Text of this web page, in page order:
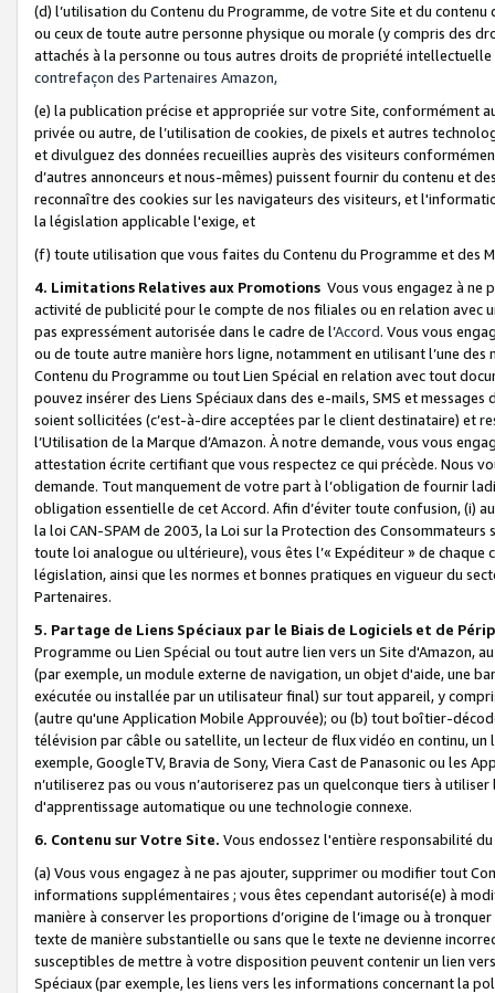
(d) l’utilisation du Contenu du Programme, de votre Site et du
ou ceux de toute autre personne physique ou morale (y compris des
attachés à la personne ou tous autres droits de propriété
contrefaçon des Partenaires Amazon,
(e) la publication précise et appropriée sur votre Site, conformément
privée ou autre, de l’utilisation de cookies, de pixels et autres
et divulguez des données recueillies auprès des visiteurs
d’autres annonceurs et nous-mêmes) puissent fournir du contenu et
reconnaître des cookies sur les navigateurs des visiteurs, et
la législation applicable l'exige, et
(f) toute utilisation que vous faites du Contenu du Programme et des
4. Limitations Relatives aux Promotions Vous vous engagez à ne
activité de publicité pour le compte de nos filiales ou en relation avec
pas expressément autorisée dans le cadre de l’Accord. Vous vous
ou de toute autre manière hors ligne, notamment en utilisant l’une
Contenu du Programme ou tout Lien Spécial en relation avec tout
pouvez insérer des Liens Spéciaux dans des e-mails, SMS et
soient sollicitées (c’est-à-dire acceptées par le client destinataire) et
l’Utilisation de la Marque d’Amazon. À notre demande, vous vous
attestation écrite certifiant que vous respectez ce qui précède. Nous
demande. Tout manquement de votre part à l’obligation de fournir
obligation essentielle de cet Accord. Afin d’éviter toute confusion, (i)
la loi CAN-SPAM de 2003, la Loi sur la Protection des
toute loi analogue ou ultérieure), vous êtes l’« Expéditeur » de
législation, ainsi que les normes et bonnes pratiques en vigueur du
Partenaires.
5. Partage de Liens Spéciaux par le Biais de Logiciels et de
Programme ou Lien Spécial ou tout autre lien vers un Site d'Amazon,
(par exemple, un module externe de navigation, un objet d'aide, une
exécutée ou installée par un utilisateur final) sur tout appareil, y
(autre qu'une Application Mobile Approuvée); ou (b) tout boîtier-
télévision par câble ou satellite, un lecteur de flux vidéo en continu,
exemple, GoogleTV, Bravia de Sony, Viera Cast de Panasonic ou les
n’utiliserez pas ou vous n’autoriserez pas un quelconque tiers à
d'apprentissage automatique ou une technologie connexe.
6. Contenu sur Votre Site. Vous endossez l'entière responsabilité
(a) Vous vous engagez à ne pas ajouter, supprimer ou modifier tout
informations supplémentaires ; vous êtes cependant autorisé(e) à
manière à conserver les proportions d’origine de l’image ou à
texte de manière substantielle ou sans que le texte ne devienne
susceptibles de mettre à votre disposition peuvent contenir un lien
Spéciaux (par exemple, les liens vers les informations concernant la